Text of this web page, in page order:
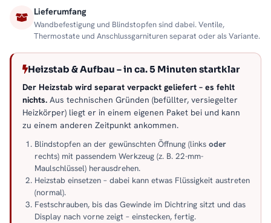
Lieferumfang
Wandbefestigung und Blindstopfen sind dabei. Ventile,
Thermostate und Anschlussgarnituren separat oder als Variante.
Heizstab & Aufbau – in ca. 5 Minuten startklar
Der Heizstab wird separat verpackt geliefert – es fehlt
nichts. Aus technischen Gründen (befüllter, versiegelter
Heizkörper) liegt er in einem eigenen Paket bei und kann
zu einem anderen Zeitpunkt ankommen.
Blindstopfen an der gewünschten Öffnung (links oder
rechts) mit passendem Werkzeug (z. B. 22-mm-
Maulschlüssel) herausdrehen.
Heizstab einsetzen – dabei kann etwas Flüssigkeit austreten
(normal).
Festschrauben, bis das Gewinde im Dichtring sitzt und das
Display nach vorne zeigt – einstecken, fertig.